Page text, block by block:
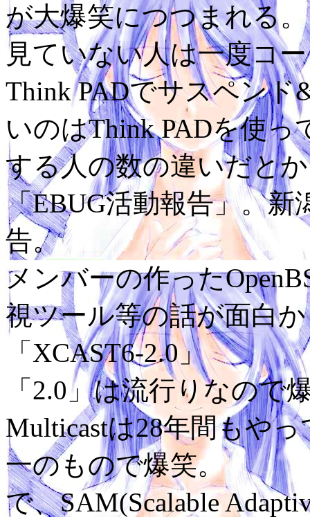
が大爆笑につつまれる。
見ていない人は一度コ
Think PADでサスペン
いのはThink PADを使
する人の数の違いだと
「EBUG活動報告」。
告。
メンバーの作った
視ツール等の話が面白
「XCAST6-2.0」
「2.0」は流行りなので
Multicastは28年間もや
一のもので爆笑。
で、SAM(Scalable